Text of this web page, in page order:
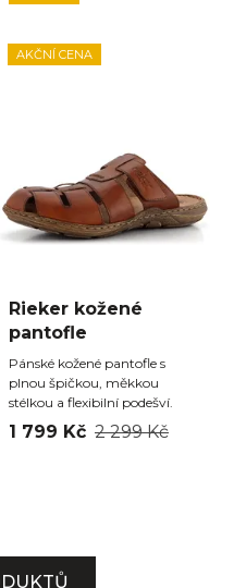
AKČNÍ CENA
Rieker kožené
pantofle
Pánské kožené pantofle s
plnou špičkou, měkkou
stélkou a flexibilní podešví.
1 799 Kč 2 299 Kč